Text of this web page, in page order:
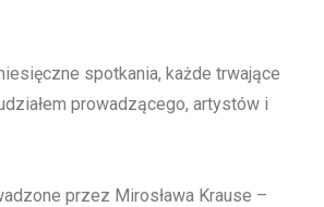
spotkania, każde trwające
prowadzącego, artystów i
przez Mirosława Krause –